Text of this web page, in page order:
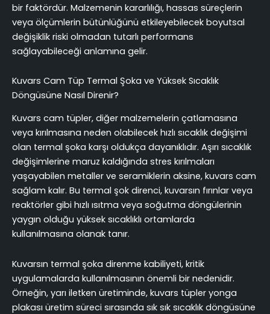
bir faktördür. Malzemenin kararlılığı, hassas süreçlerin
veya ölçümlerin bütünlüğünü etkileyebilecek boyutsal
değişiklik riski olmadan tutarlı performans
sağlayabileceği anlamına gelir.
Kuvars Cam Tüp Termal Şoka ve Yüksek Sıcaklık
Döngüsüne Nasıl Direnir?
Kuvars cam tüpler, diğer malzemelerin çatlamasına
veya kırılmasına neden olabilecek hızlı sıcaklık değişimi
olan termal şoka karşı oldukça dayanıklıdır. Aşırı sıcaklık
değişimlerine maruz kaldığında stres kırılmaları
yaşayabilen metaller ve seramiklerin aksine, kuvars cam
sağlam kalır. Bu termal şok direnci, kuvarsın fırınlar veya
reaktörler gibi hızlı ısıtma veya soğutma döngülerinin
yaygın olduğu yüksek sıcaklıklı ortamlarda
kullanılmasına olanak tanır.
Kuvarsın termal şoka direnme kabiliyeti, kritik
uygulamalarda kullanılmasının önemli bir nedenidir.
Örneğin, yarı iletken üretiminde, kuvars tüpler yonga
plakası üretim süreci sırasında sık sık sıcaklık döngüsüne